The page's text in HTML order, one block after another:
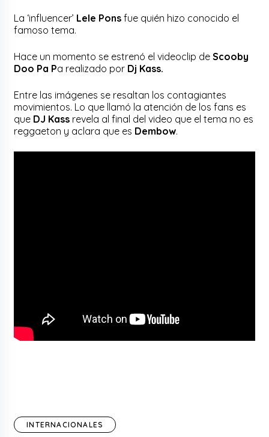
La ‘influencer’ Lele Pons fue quién hizo conocido el
famoso tema.
Hace un momento se estrenó el videoclip deScooby
Doo Pa Pa realizado por Dj Kass.
Entre las imágenes se resaltan los contagiantes
movimientos. Lo que llamó la atención de los fans es
que DJ Kass revela al final del video que el tema no es
reggaeton y aclara que es Dembow.
INTERNACIONALES